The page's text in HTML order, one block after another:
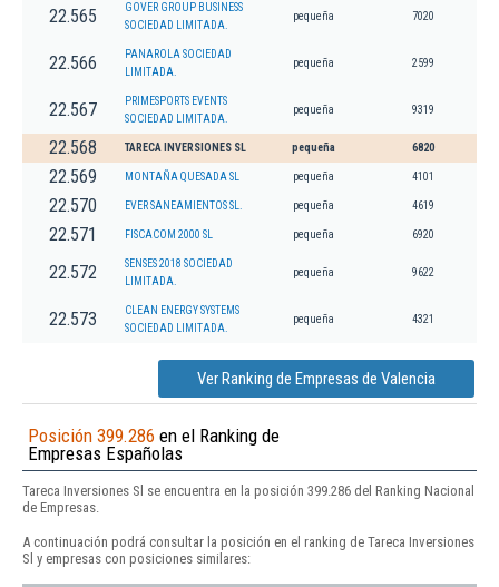
22.565
GOVER GROUP BUSINESS
SOCIEDAD LIMITADA.
pequeña 7020
22.566
PANAROLA SOCIEDAD
LIMITADA.
pequeña 2599
22.567
PRIMESPORTS EVENTS
SOCIEDAD LIMITADA.
pequeña 9319
22.568 TARECA INVERSIONES SL pequeña 6820
22.569 MONTAÑA QUESADA SL pequeña 4101
22.570 EVER SANEAMIENTOS SL. pequeña 4619
22.571 FISCACOM 2000 SL pequeña 6920
22.572
SENSES 2018 SOCIEDAD
LIMITADA.
pequeña 9622
22.573
CLEAN ENERGY SYSTEMS
SOCIEDAD LIMITADA.
pequeña 4321
Ver Ranking de Empresas de Valencia
Posición 399.286 en el Ranking de
Empresas Españolas
Tareca Inversiones Sl se encuentra en la posición 399.286 del Ranking Nacional
de Empresas.
A continuación podrá consultar la posición en el ranking de Tareca Inversiones
Sl y empresas con posiciones similares: